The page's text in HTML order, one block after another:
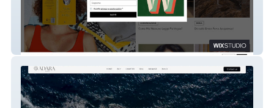
MyCupOfTea